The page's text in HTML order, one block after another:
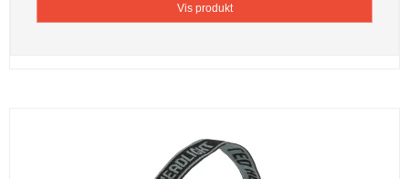
Vis produkt